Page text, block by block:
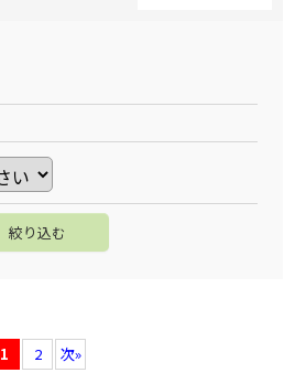
絞り込む
1 2 次»